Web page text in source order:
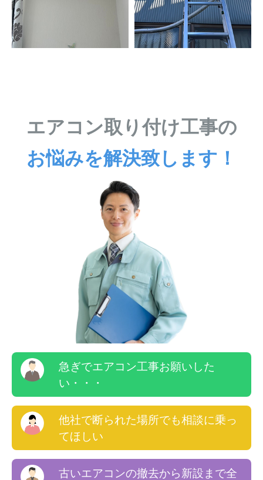
エアコン取り付け工事の
お悩みを解決致します！
急ぎでエアコン工事お願いした
い・・・
他社で断られた場所でも相談に乗っ
てほしい
古いエアコンの撤去から新設まで全